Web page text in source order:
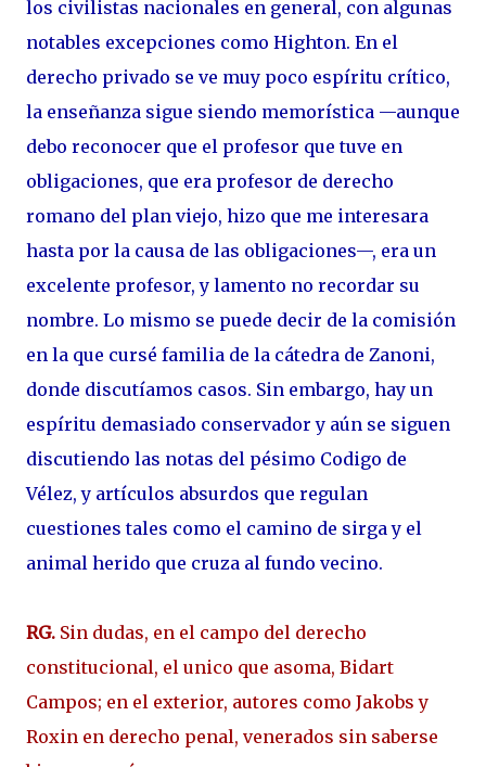
los civilistas nacionales en general, con algunas
notables excepciones como Highton. En el
derecho privado se ve muy poco espíritu crítico,
la enseñanza sigue siendo memorística —aunque
debo reconocer que el profesor que tuve en
obligaciones, que era profesor de derecho
romano del plan viejo, hizo que me interesara
hasta por la causa de las obligaciones—, era un
excelente profesor, y lamento no recordar su
nombre. Lo mismo se puede decir de la comisión
en la que cursé familia de la cátedra de Zanoni,
donde discutíamos casos. Sin embargo, hay un
espíritu demasiado conservador y aún se siguen
discutiendo las notas del pésimo Codigo de
Vélez, y artículos absurdos que regulan
cuestiones tales como el camino de sirga y el
animal herido que cruza al fundo vecino.
RG. Sin dudas, en el campo del derecho
constitucional, el unico que asoma, Bidart
Campos; en el exterior, autores como Jakobs y
Roxin en derecho penal, venerados sin saberse